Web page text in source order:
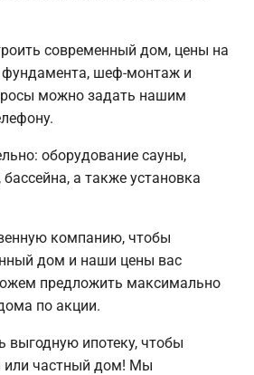
современный дом, цены на
фундамента, шеф-монтаж и
можно задать нашим
оборудование сауны,
бассейна, а также установка
компанию, чтобы
дом и наши цены вас
предложить максимально
по акции.
ипотеку, чтобы
или частный дом! Мы